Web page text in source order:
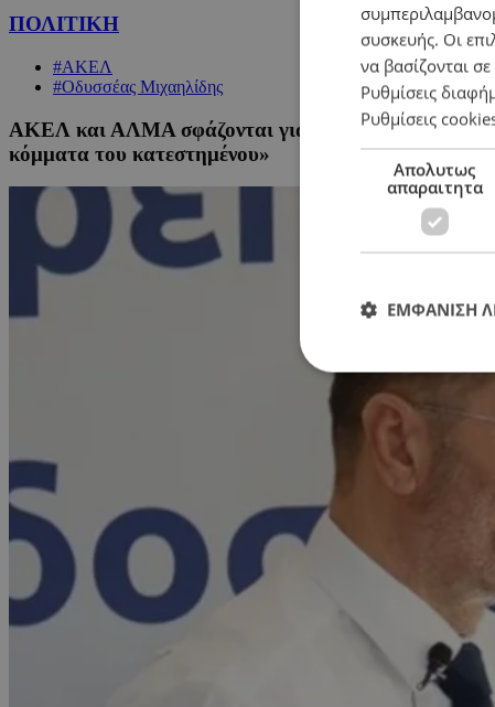
ΠΟΛΙΤΙΚΗ
#ΑΚΕΛ
#Οδυσσέας Μιχαηλίδης
ΑΚΕΛ και ΑΛΜΑ σφάζονται για Στεφάνου και
κόμματα του κατεστημένου»
συσκευής. Οι
να βασίζονται
Ρυθμίσεις
Ρυθμίσεις
Απολυτως
απαραιτητα
ΕΜΦΑΝΙΣΗ